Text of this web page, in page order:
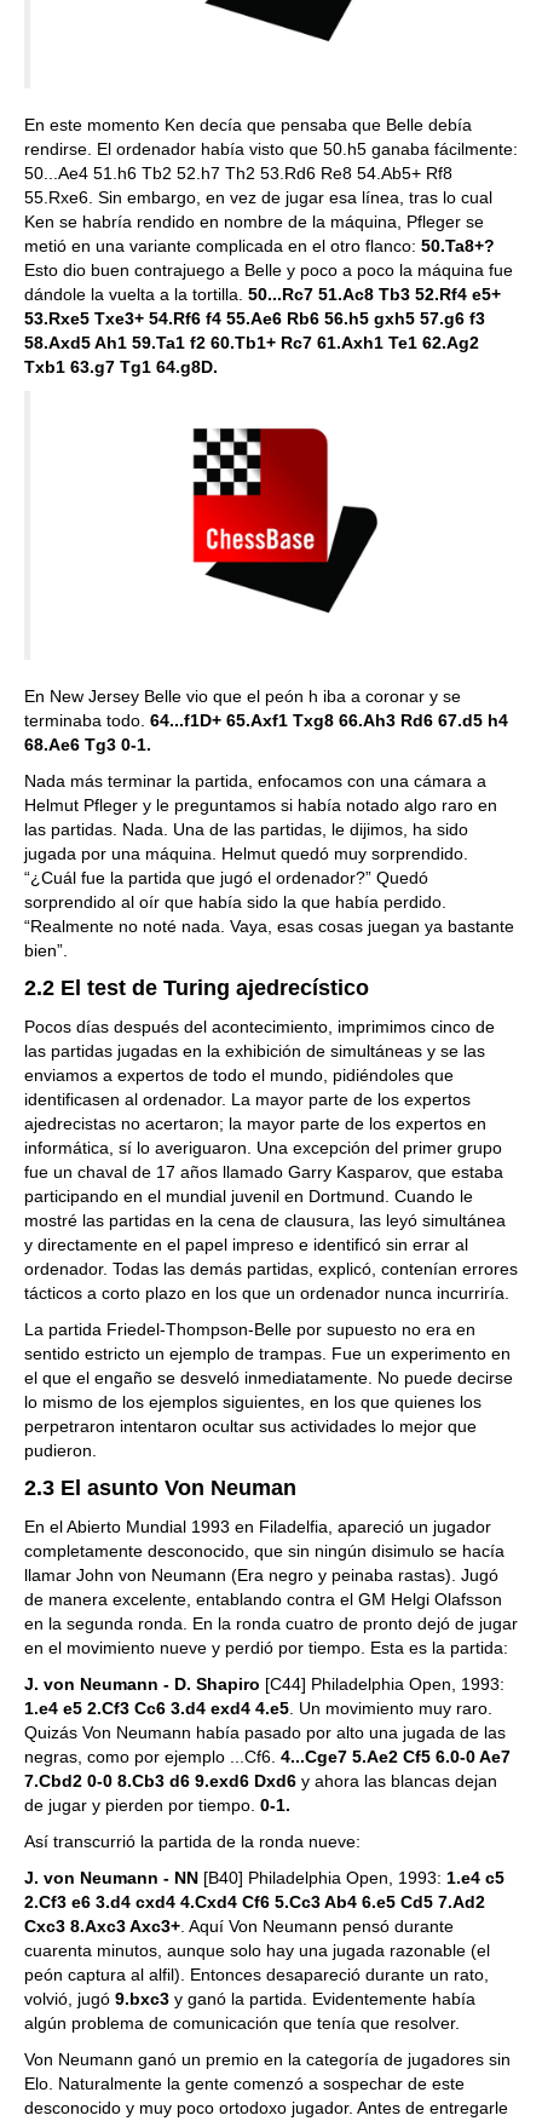
En este momento Ken decía que pensaba que Belle debía
rendirse. El ordenador había visto que 50.h5 ganaba fácilmente:
50...Ae4 51.h6 Tb2 52.h7 Th2 53.Rd6 Re8 54.Ab5+ Rf8
55.Rxe6. Sin embargo, en vez de jugar esa línea, tras lo cual
Ken se habría rendido en nombre de la máquina, Pfleger se
metió en una variante complicada en el otro flanco: 50.Ta8+?
Esto dio buen contrajuego a Belle y poco a poco la máquina fue
dándole la vuelta a la tortilla. 50...Rc7 51.Ac8 Tb3 52.Rf4 e5+
53.Rxe5 Txe3+ 54.Rf6 f4 55.Ae6 Rb6 56.h5 gxh5 57.g6 f3
58.Axd5 Ah1 59.Ta1 f2 60.Tb1+ Rc7 61.Axh1 Te1 62.Ag2
Txb1 63.g7 Tg1 64.g8D.
En New Jersey Belle vio que el peón h iba a coronar y se
terminaba todo. 64...f1D+ 65.Axf1 Txg8 66.Ah3 Rd6 67.d5 h4
68.Ae6 Tg3 0-1.
Nada más terminar la partida, enfocamos con una cámara a
Helmut Pfleger y le preguntamos si había notado algo raro en
las partidas. Nada. Una de las partidas, le dijimos, ha sido
jugada por una máquina. Helmut quedó muy sorprendido.
“¿Cuál fue la partida que jugó el ordenador?” Quedó
sorprendido al oír que había sido la que había perdido.
“Realmente no noté nada. Vaya, esas cosas juegan ya bastante
bien”.
2.2 El test de Turing ajedrecístico
Pocos días después del acontecimiento, imprimimos cinco de
las partidas jugadas en la exhibición de simultáneas y se las
enviamos a expertos de todo el mundo, pidiéndoles que
identificasen al ordenador. La mayor parte de los expertos
ajedrecistas no acertaron; la mayor parte de los expertos en
informática, sí lo averiguaron. Una excepción del primer grupo
fue un chaval de 17 años llamado Garry Kasparov, que estaba
participando en el mundial juvenil en Dortmund. Cuando le
mostré las partidas en la cena de clausura, las leyó simultánea
y directamente en el papel impreso e identificó sin errar al
ordenador. Todas las demás partidas, explicó, contenían errores
tácticos a corto plazo en los que un ordenador nunca incurriría.
La partida Friedel-Thompson-Belle por supuesto no era en
sentido estricto un ejemplo de trampas. Fue un experimento en
el que el engaño se desveló inmediatamente. No puede decirse
lo mismo de los ejemplos siguientes, en los que quienes los
perpetraron intentaron ocultar sus actividades lo mejor que
pudieron.
2.3 El asunto Von Neuman
En el Abierto Mundial 1993 en Filadelfia, apareció un jugador
completamente desconocido, que sin ningún disimulo se hacía
llamar John von Neumann (Era negro y peinaba rastas). Jugó
de manera excelente, entablando contra el GM Helgi Olafsson
en la segunda ronda. En la ronda cuatro de pronto dejó de jugar
en el movimiento nueve y perdió por tiempo. Esta es la partida:
J. von Neumann - D. Shapiro [C44] Philadelphia Open, 1993:
1.e4 e5 2.Cf3 Cc6 3.d4 exd4 4.e5 . Un movimiento muy raro.
Quizás Von Neumann había pasado por alto una jugada de las
negras, como por ejemplo ...Cf6. 4...Cge7 5.Ae2 Cf5 6.0-0 Ae7
7.Cbd2 0-0 8.Cb3 d6 9.exd6 Dxd6 y ahora las blancas dejan
de jugar y pierden por tiempo. 0-1.
Así transcurrió la partida de la ronda nueve:
J. von Neumann - NN [B40] Philadelphia Open, 1993: 1.e4 c5
2.Cf3 e6 3.d4 cxd4 4.Cxd4 Cf6 5.Cc3 Ab4 6.e5 Cd5 7.Ad2
Cxc3 8.Axc3 Axc3+ . Aquí Von Neumann pensó durante
cuarenta minutos, aunque solo hay una jugada razonable (el
peón captura al alfil). Entonces desapareció durante un rato,
volvió, jugó 9.bxc3 y ganó la partida. Evidentemente había
algún problema de comunicación que tenía que resolver.
Von Neumann ganó un premio en la categoría de jugadores sin
Elo. Naturalmente la gente comenzó a sospechar de este
desconocido y muy poco ortodoxo jugador. Antes de entregarle